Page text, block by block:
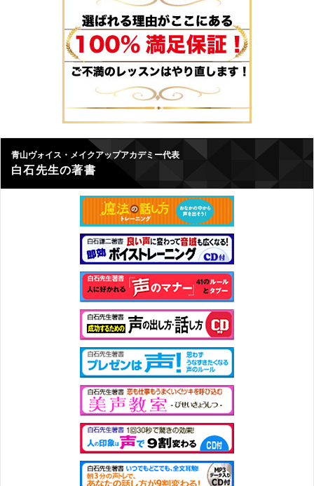
青山ヴォイス・メイクアップアカデミー代表
白石先生の著書